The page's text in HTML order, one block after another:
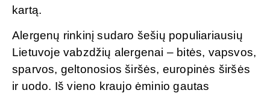
kartą.
Alergenų rinkinį sudaro šešių populiariausių
Lietuvoje vabzdžių alergenai – bitės, vapsvos,
sparvos, geltonosios širšės, europinės širšės
ir uodo. Iš vieno kraujo ėminio gautas